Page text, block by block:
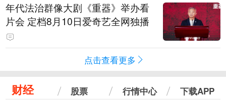
年代法治群像大剧《重器》举办看
片会 定档8月10日爱奇艺全网独播
点击查看更多
财经 股票 行情中心 下载APP